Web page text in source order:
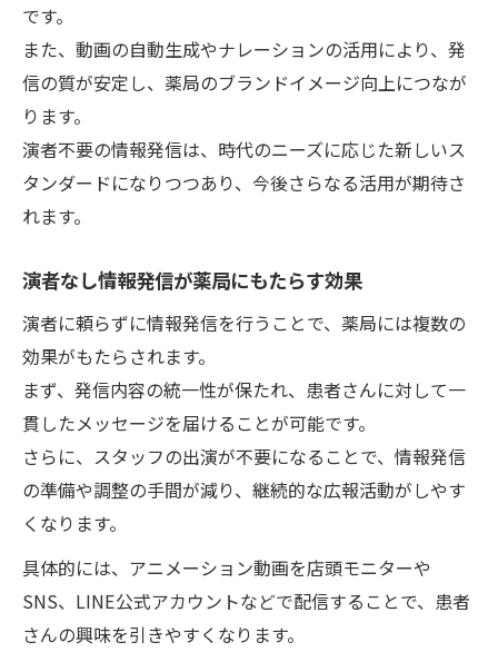
SNSやLINEでの情報発信を仕組み化する
簡単に続けられる情報発信の実践例紹介
ツール活用で広がる情報発信の可能性
情報発信が進化するアニメーション活用術
SNSやLINE連携で情報発信を拡大する方法
ツール選びで変わる情報発信の効率向上
薬局広報に演者不要が選ばれる理由
情報発信における演者不要の利点を解説
薬局情報発信で信頼感が高まる仕組み
スタッフの安心感を支える情報発信方法
情報発信の統一性が生むブランド力とは
です。
また、動画の自動生成やナレーションの活用により、発
信の質が安定し、薬局のブランドイメージ向上につなが
ります。
演者不要の情報発信は、時代のニーズに応じた新しいス
タンダードになりつつあり、今後さらなる活用が期待さ
れます。
演者なし情報発信が薬局にもたらす効果
演者に頼らずに情報発信を行うことで、薬局には複数の
効果がもたらされます。
まず、発信内容の統一性が保たれ、患者さんに対して一
貫したメッセージを届けることが可能です。
さらに、スタッフの出演が不要になることで、情報発信
の準備や調整の手間が減り、継続的な広報活動がしやす
くなります。
具体的には、アニメーション動画を店頭モニターや
SNS、LINE公式アカウントなどで配信することで、患者
さんの興味を引きやすくなります。